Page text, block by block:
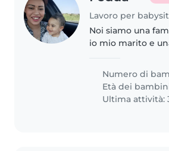
Noi siamo una
io mio marito e
vorremmo
altrettanto
incinta e dovrei
Numero di
Età dei
Ultima attività: